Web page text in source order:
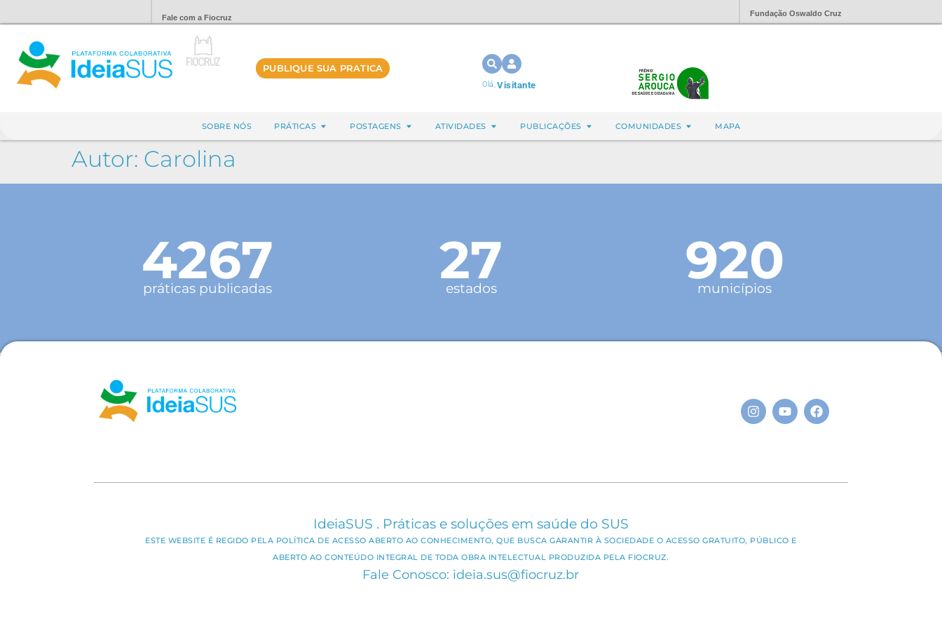
Fale com a Fiocruz Fundação Oswaldo Cruz
PUBLIQUE SUA PRATICA
Olá,Visitante
SOBRE NÓS PRÁTICAS POSTAGENS ATIVIDADES PUBLICAÇÕES COMUNIDADES MAPA
Autor: Carolina
4267
práticas publicadas 27
estados 920
municípios
IdeiaSUS . Práticas e soluções em saúde do SUS
ESTE WEBSITE É REGIDO PELA POLÍTICA DE ACESSO ABERTO AO CONHECIMENTO, QUE BUSCA GARANTIR À SOCIEDADE O ACESSO GRATUITO, PÚBLICO E
ABERTO AO CONTEÚDO INTEGRAL DE TODA OBRA INTELECTUAL PRODUZIDA PELA FIOCRUZ.
Fale Conosco: ideia.sus@fiocruz.br